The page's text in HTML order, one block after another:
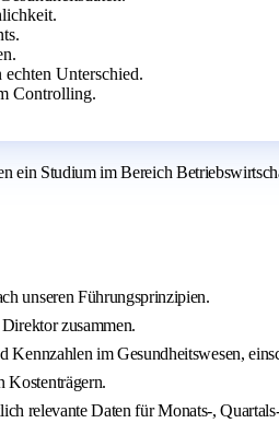
Unterschied.
Controlling.
ein Studium im Bereich
unseren Führungsprinzipien.
zusammen.
im Gesundheitswesen,
Kostenträgern.
relevante Daten für Monats-,